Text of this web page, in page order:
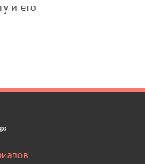
и его